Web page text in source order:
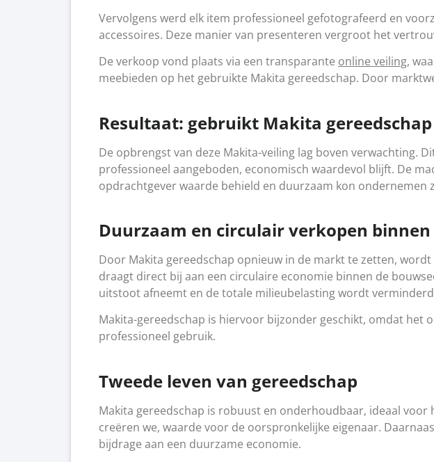
Vervolgens werd elk item professioneel gefotografeerd en
accessoires. Deze manier van presenteren vergroot het
De verkoop vond plaats via een transparante online veiling,
meebieden op het gebruikte Makita gereedschap. Door
Resultaat: gebruikt Makita
De opbrengst van deze Makita-veiling lag boven verwachting.
professioneel aangeboden, economisch waardevol blijft. De
opdrachtgever waarde behield en duurzaam kon
Duurzaam en circulair verkopen
Door Makita gereedschap opnieuw in de markt te zetten,
draagt direct bij aan een circulaire economie binnen de
uitstoot afneemt en de totale milieubelasting wordt
Makita-gereedschap is hiervoor bijzonder geschikt, omdat
professioneel gebruik.
Tweede leven van gereedschap
Makita gereedschap is robuust en onderhoudbaar, ideaal
creëren we, waarde voor de oorspronkelijke eigenaar.
bijdrage aan een duurzame economie.